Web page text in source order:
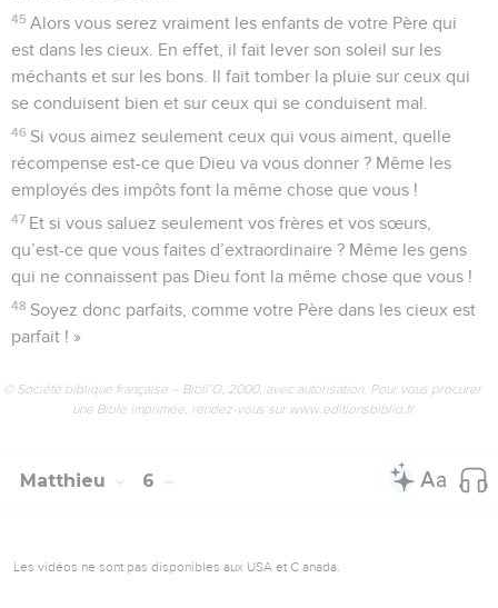
45 Alors vous serez vraiment les enfants de votre Père qui
est dans les cieux. En effet, il fait lever son soleil sur les
méchants et sur les bons. Il fait tomber la pluie sur ceux qui
se conduisent bien et sur ceux qui se conduisent mal.
46 Si vous aimez seulement ceux qui vous aiment, quelle
récompense est-ce que Dieu va vous donner ? Même les
employés des impôts font la même chose que vous !
47 Et si vous saluez seulement vos frères et vos sœurs,
qu’est-ce que vous faites d’extraordinaire ? Même les gens
qui ne connaissent pas Dieu font la même chose que vous !
48 Soyez donc parfaits, comme votre Père dans les cieux est
parfait ! »
© Société biblique française – Bibli’O, 2000, avec autorisation. Pour vous procurer
une Bible imprimée, rendez-vous sur www.editionsbiblio.fr
Matthieu 6
Les vidéos ne sont pas disponibles aux USA et C anada.